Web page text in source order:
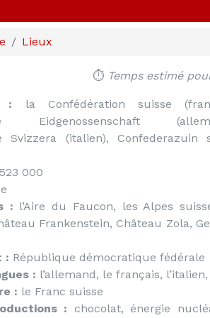
Lieux
⏱️ Temps estimé
: la Confédération suisse
Eidgenossenschaft
Svizzera (italien), Confederazuin
000
: l’Aire du Faucon, les Alpes
Frankenstein, Château Zola,
: République démocratique fédérale
: l’allemand, le français,
: le Franc suisse
: chocolat, énergie